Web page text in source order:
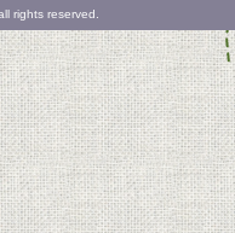
rights reserved.